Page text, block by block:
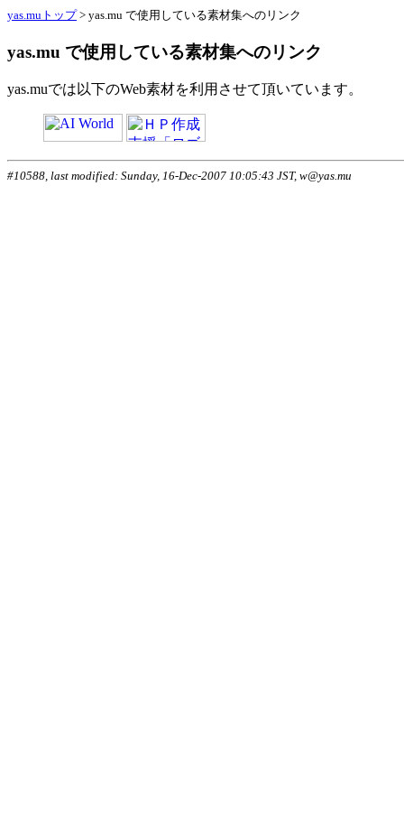
yas.muトップ> yas.mu で使用している素材集へのリンク
yas.mu で使用している素材集へのリンク
yas.muでは以下のWeb素材を利用させて頂いています。
#10588, last modified: Sunday, 16-Dec-2007 10:05:43 JST, w@yas.mu